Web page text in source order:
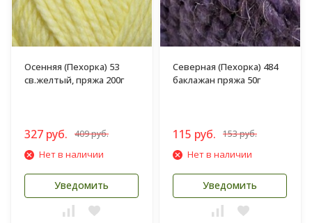
Осенняя (Пехорка) 53
св.желтый, пряжа 200г
327 руб. 409 руб.
Нет в наличии
Уведомить
Северная (Пехорка) 484
баклажан пряжа 50г
115 руб. 153 руб.
Нет в наличии
Уведомить